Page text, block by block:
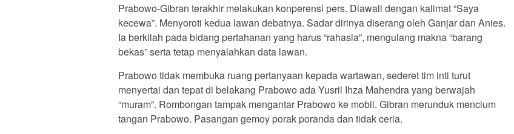
Prabowo-Gibran terakhir melakukan konperensi pers. Diawali dengan kalimat “Saya
kecewa”. Menyoroti kedua lawan debatnya. Sadar dirinya diserang oleh Ganjar dan Anies.
Ia berkilah pada bidang pertahanan yang harus “rahasia”, mengulang makna “barang
bekas” serta tetap menyalahkan data lawan.
Prabowo tidak membuka ruang pertanyaan kepada wartawan, sederet tim inti turut
menyertai dan tepat di belakang Prabowo ada Yusril Ihza Mahendra yang berwajah
“muram”. Rombongan tampak mengantar Prabowo ke mobil. Gibran merunduk mencium
tangan Prabowo. Pasangan gemoy porak poranda dan tidak ceria.